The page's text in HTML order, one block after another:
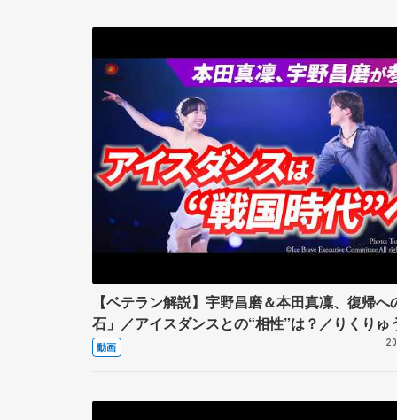
【ベテラン解説】宇野昌磨＆本田真凜、復帰へ
石」／アイスダンスとの“相性”は？／りくりゅ
「ペア」との違い／まるで公開プロポーズ／ゲ
動画